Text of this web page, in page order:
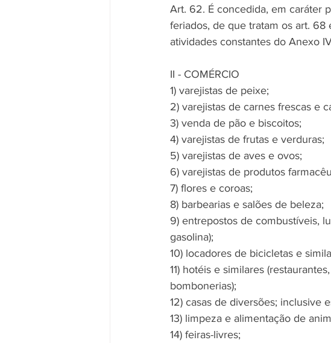
Art. 62. É concedida, em caráter
feriados, de que tratam os art. 68
atividades constantes do Anexo
II - COMÉRCIO
1) varejistas de peixe;
2) varejistas de carnes frescas e
3) venda de pão e biscoitos;
4) varejistas de frutas e verduras;
5) varejistas de aves e ovos;
6) varejistas de produtos
7) flores e coroas;
8) barbearias e salões de beleza;
9) entrepostos de combustíveis,
gasolina);
10) locadores de bicicletas e
11) hotéis e similares
bombonerias);
12) casas de diversões; inclusive
13) limpeza e alimentação de
14) feiras-livres;